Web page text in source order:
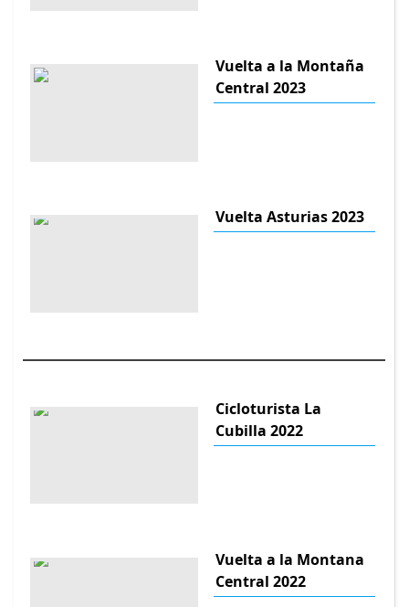
Vuelta a la Montaña
Central 2023
Vuelta Asturias 2023
Cicloturista La
Cubilla 2022
Vuelta a la Montana
Central 2022